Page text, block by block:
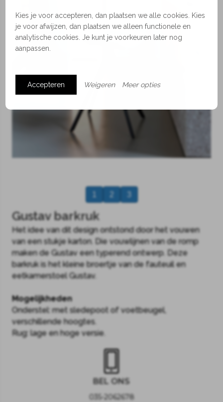
Gustav barkruk
Het idee van dit design ontstond door het vouwen
van een stukje karton. Die vouwlijnen van de romp
maken de Gustav een typerend ontwerp. Deze
barkruk is het kleine broertje van de fauteuil en
eetkamerstoel Gustav.
Mogelijkheden
Onderstel: met sledepoot of voetbeugel,
verschillende hoogtes.
Rug: lage en hoge versie.
BEL ONS
035-2062678
Kies je voor accepteren, dan plaatsen we alle cookies. Kies
je voor afwijzen, dan plaatsen we alleen functionele en
analytische cookies. Je kunt je voorkeuren later nog
aanpassen.
Accepteren Weigeren Meer opties